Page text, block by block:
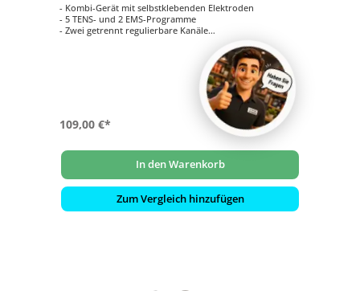
- Kombi-Gerät mit selbstklebenden Elektroden
- 5 TENS- und 2 EMS-Programme
- Zwei getrennt regulierbare Kanäle
109,00 €*
In den Warenkorb
Zum Vergleich hinzufügen